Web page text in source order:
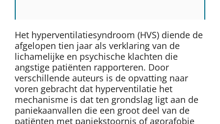
Het hyperventilatiesyndroom (HVS) diende de
afgelopen tien jaar als verklaring van de
lichamelijke en psychische klachten die
angstige patiënten rapporteren. Door
verschillende auteurs is de opvatting naar
voren gebracht dat hyperventilatie het
mechanisme is dat ten grondslag ligt aan de
paniekaanvallen die een groot deel van de
patiënten met paniekstoornis of agorafobie